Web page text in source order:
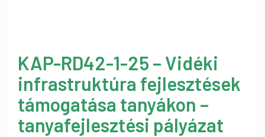
KAP-RD42-1-25 – Vidéki
infrastruktúra fejlesztések
támogatása tanyákon –
tanyafejlesztési pályázat